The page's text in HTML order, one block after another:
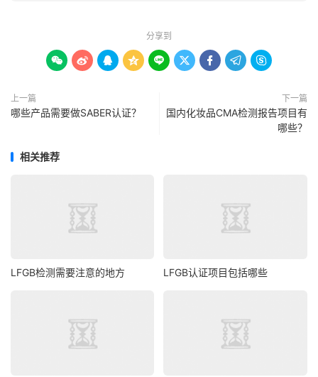
分享到
        
上一篇
哪些产品需要做SABER认证？
下一篇
国内化妆品CMA检测报告项目有
哪些？
相关推荐
LFGB检测需要注意的地方 LFGB认证项目包括哪些